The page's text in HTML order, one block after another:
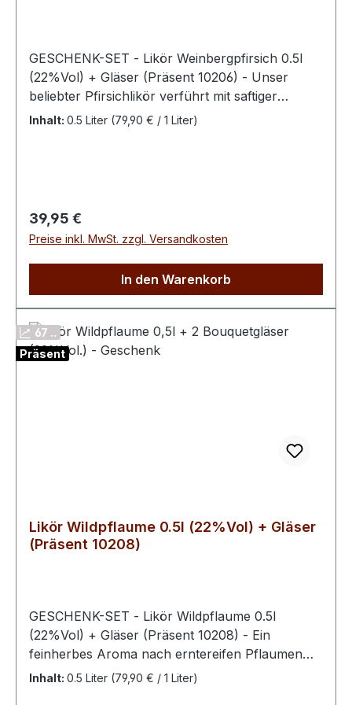
GESCHENK-SET - Likör Weinbergpfirsich 0.5l
(22%Vol) + Gläser (Präsent 10206) - Unser
beliebter Pfirsichlikör verführt mit saftiger
Frucht. Gegenüber anderen Pfirsichsorten ist
als "Blutpfirsiche" bezeichnet. Aus feinen, reifen
Weinbergpfirsichen machen wir zum Ende der
Saison unseren beliebten Weinbergpfirsisch-
Likör. Diese Pfirsichsorten sind gegenüber dem
normalen Pfirsich aromatischer, dafür weniger
süß.
Inhalt: 0.5 Liter (79,90 € / 1 Liter)
Regulärer Preis:
39,95 €
Preise inkl. MwSt. zzgl. Versandkosten
In den Warenkorb
67 ..
Präsent
Likör Wildpflaume 0.5l (22%Vol) + Gläser
(Präsent 10208)
GESCHENK-SET - Likör Wildpflaume 0.5l
(22%Vol) + Gläser (Präsent 10208) - Ein
feinherbes Aroma nach erntereifen Pflaumen
trifft bei unserem Pflaumenlikör auf
Inhalt: 0.5 Liter (79,90 € / 1 Liter)